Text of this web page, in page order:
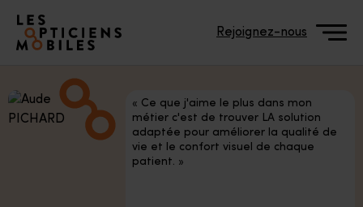
Accéder à notre page d'accueil
Rejoignez-nous
« Ce que j'aime le plus dans mon
métier c'est de trouver LA solution
adaptée pour améliorer la qualité de
vie et le confort visuel de chaque
patient. »